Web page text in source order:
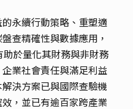
永續行動策略、重塑適
查精確性與數據應用，
於量化其財務與非財務
業社會責任與滿足利益
決方案已與國際查驗機
，並已有逾百家跨產業